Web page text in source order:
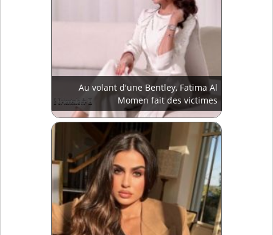
Au volant d'une Bentley, Fatima Al
Momen fait des victimes